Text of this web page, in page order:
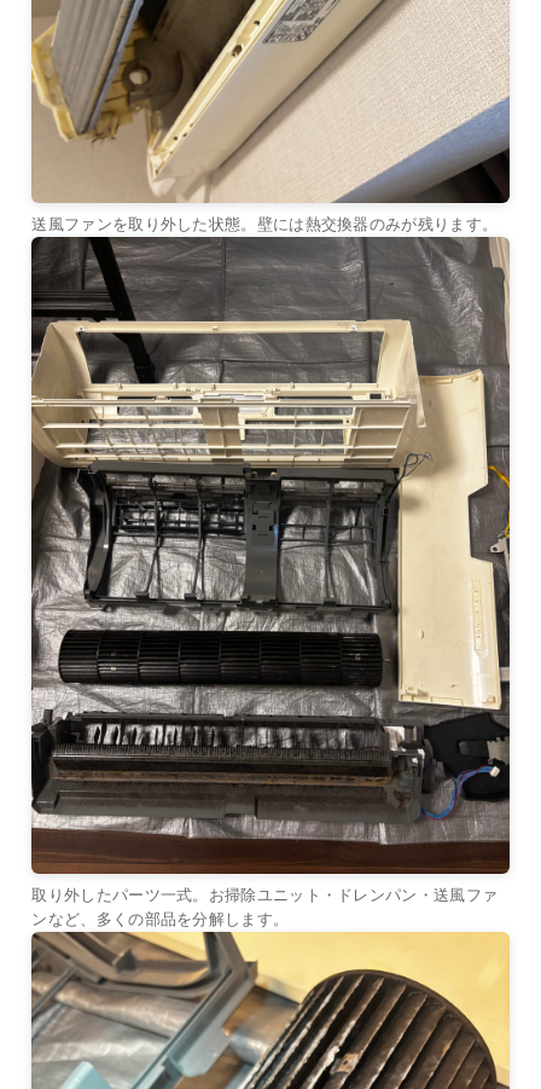
送風ファンを取り外した状態。壁には熱交換器のみが残ります。
取り外したパーツ一式。お掃除ユニット・ドレンパン・送風ファ
ンなど、多くの部品を分解します。